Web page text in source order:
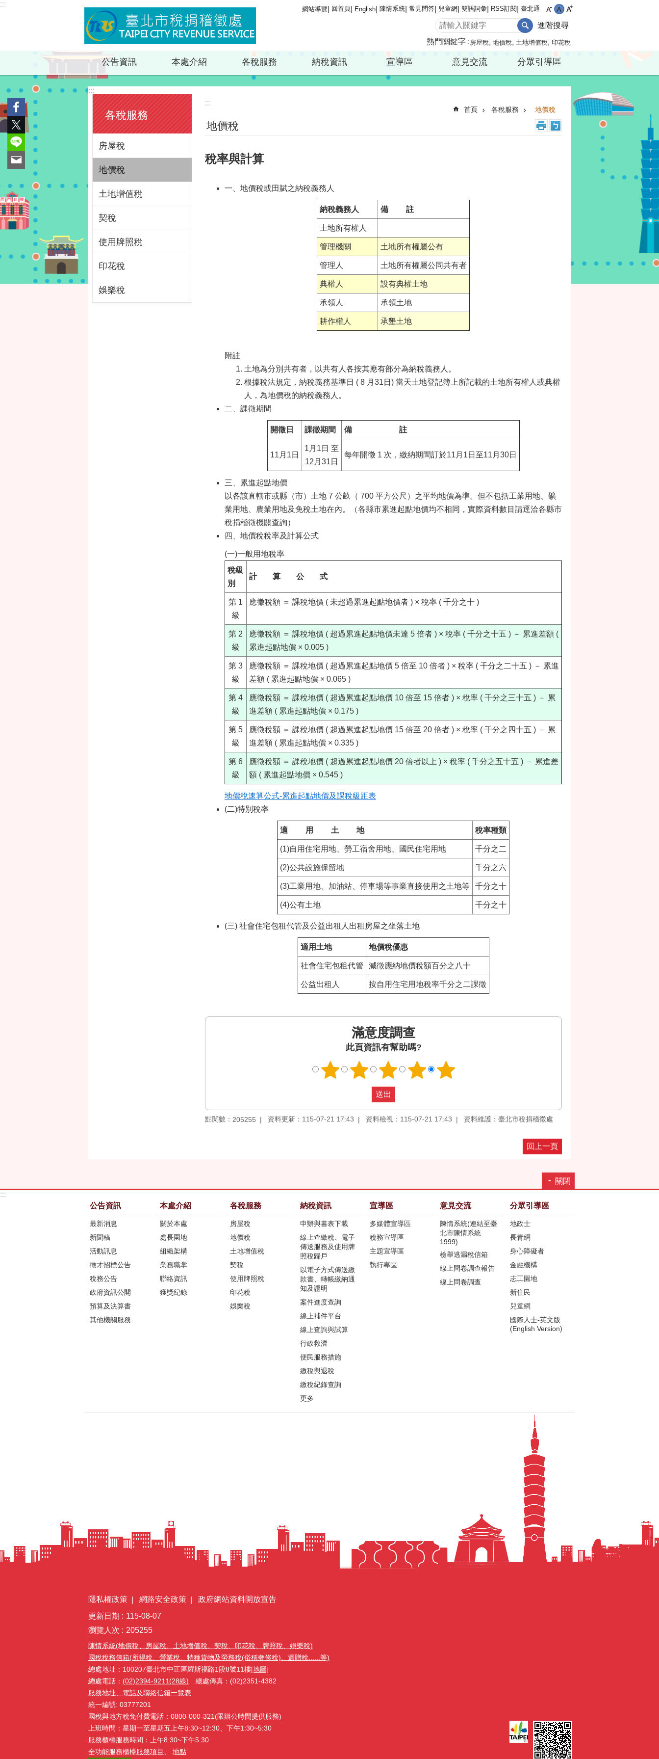
跳到主要內容區塊
:::
網站導覽 回首頁 English 陳情系統 常見問答 兒童網 雙語詞彙 RSS訂閱 臺北通
進階搜尋
熱門關鍵字
房屋稅 地價稅 土地增值稅 印花稅
公告資訊 本處介紹 各稅服務 納稅資訊 宣導區 意見交流 分眾引導區
:::
各稅服務
房屋稅
地價稅
土地增值稅
契稅
使用牌照稅
印花稅
娛樂稅
:::
首頁 各稅服務 地價稅
地價稅
稅率與計算
一、地價稅或田賦之納稅義務人
納稅義務人 備 註
土地所有權人
管理機關 土地所有權屬公有
管理人 土地所有權屬公同共有者
典權人 設有典權土地
承領人 承領土地
耕作權人 承墾土地
附註
土地為分別共有者，以共有人各按其應有部分為納稅義務人。
根據稅法規定，納稅義務基準日 ( 8 月31日) 當天土地登記簿上所記載的土地所有權人或典權
人，為地價稅的納稅義務人。
二、課徵期間
開徵日 課徵期間 備 註
11月1日
1月1日 至
12月31日
每年開徵 1 次，繳納期間訂於11月1日至11月30日
三、累進起點地價
以各該直轄市或縣（市）土地 7 公畝（ 700 平方公尺）之平均地價為準。但不包括工業用地、礦
業用地、農業用地及免稅土地在內。（各縣市累進起點地價均不相同，實際資料數目請逕洽各縣市
稅捐稽徵機關查詢）
四、地價稅稅率及計算公式
稅級
別
計 算 公 式
(一)一般用地稅率
第 1
級
應徵稅額 ＝ 課稅地價 ( 未超過累進起點地價者 ) × 稅率 ( 千分之十 )
第 2
級
應徵稅額 ＝ 課稅地價 ( 超過累進起點地價未達 5 倍者 ) × 稅率 ( 千分之十五 ) － 累進差額 (
累進起點地價 × 0.005 )
第 3
級
應徵稅額 ＝ 課稅地價 ( 超過累進起點地價 5 倍至 10 倍者 ) × 稅率 ( 千分之二十五 ) － 累進
差額 ( 累進起點地價 × 0.065 )
第 4
級
應徵稅額 ＝ 課稅地價 ( 超過累進起點地價 10 倍至 15 倍者 ) × 稅率 ( 千分之三十五 ) － 累
進差額 ( 累進起點地價 × 0.175 )
第 5
級
應徵稅額 ＝ 課稅地價 ( 超過累進起點地價 15 倍至 20 倍者 ) × 稅率 ( 千分之四十五 ) － 累
進差額 ( 累進起點地價 × 0.335 )
第 6
級
應徵稅額 ＝ 課稅地價 ( 超過累進起點地價 20 倍者以上 ) × 稅率 ( 千分之五十五 ) － 累進差
額 ( 累進起點地價 × 0.545 )
地價稅速算公式-累進起點地價及課稅級距表
(二)特別稅率
適 用 土 地 稅率種類
(1)自用住宅用地、勞工宿舍用地、國民住宅用地 千分之二
(2)公共設施保留地 千分之六
(3)工業用地、加油站、停車場等事業直接使用之土地等 千分之十
(4)公有土地 千分之十
(三) 社會住宅包租代管及公益出租人出租房屋之坐落土地
適用土地 地價稅優惠
社會住宅包租代管 減徵應納地價稅額百分之八十
公益出租人 按自用住宅用地稅率千分之二課徵
滿意度調查
此頁資訊有幫助嗎?
點閱數： 205255 資料更新：115-07-21 17:43 資料檢視：115-07-21 17:43 資料維護：臺北市稅捐稽徵處
回上一頁
關閉
:::
公告資訊
最新消息
新聞稿
活動訊息
徵才招標公告
稅務公告
政府資訊公開
預算及決算書
其他機關服務
本處介紹
關於本處
處長園地
組織架構
業務職掌
聯絡資訊
獲獎紀錄
各稅服務
房屋稅
地價稅
土地增值稅
契稅
使用牌照稅
印花稅
娛樂稅
納稅資訊
申辦與書表下載
線上查繳稅、電子
傳送服務及使用牌
照稅歸戶
以電子方式傳送繳
款書、轉帳繳納通
知及證明
案件進度查詢
線上補件平台
線上查詢與試算
行政救濟
便民服務措施
繳稅與退稅
繳稅紀錄查詢
更多
宣導區
多媒體宣導區
稅務宣導區
主題宣導區
執行專區
意見交流
陳情系統(連結至臺
北市陳情系統
1999)
檢舉逃漏稅信箱
線上問卷調查報告
線上問卷調查
分眾引導區
地政士
長青網
身心障礙者
金融機構
志工園地
新住民
兒童網
國際人士-英文版
(English Version)
隱私權政策 網路安全政策
政府網站資料開放宣告
更新日期
115-08-07
瀏覽人次
205255
臺北市稅捐稽徵處
陳情系統(地價稅、房屋稅、土地增值稅、契稅、印花稅、牌照稅、娛樂稅)
國稅稅務信箱(所得稅、營業稅、特種貨物及勞務稅(俗稱奢侈稅)、遺贈稅......等)
總處地址：100207臺北市中正區羅斯福路1段8號11樓[地圖]
總處電話： (02)2394-9211(28線) 總處傳真：(02)2351-4382
服務地址、電話及聯絡信箱一覽表
統一編號: 03777201
國稅與地方稅免付費電話：0800-000-321(限辦公時間提供服務)
上班時間：星期一至星期五上午8:30~12:30、下午1:30~5:30
服務櫃檯服務時間：上午8:30~下午5:30
全功能服務櫃檯服務項目 地點